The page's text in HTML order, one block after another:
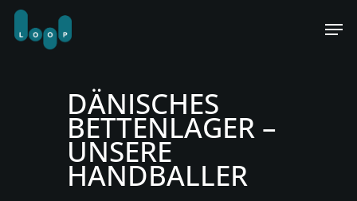
Skip
DÄNISCHES
BETTENLAGER –
UNSERE
HANDBALLER